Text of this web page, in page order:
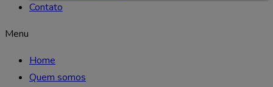
Contato
Menu
Home
Quem somos